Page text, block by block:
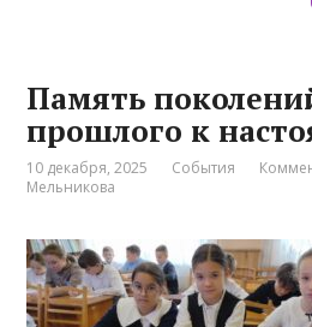
Память
прошлого к
10 декабря, 2025 События
Мельникова